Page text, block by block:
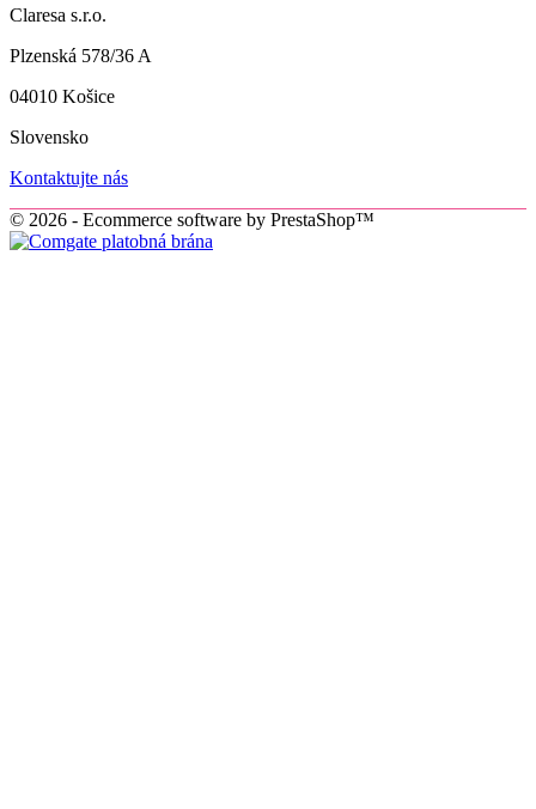
Claresa s.r.o.
Plzenská 578/36 A
04010 Košice
Slovensko
Kontaktujte nás
© 2026 - Ecommerce software by PrestaShop™